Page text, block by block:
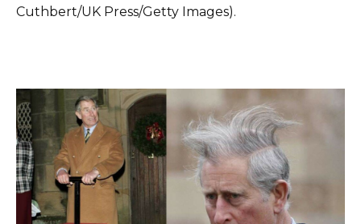
Cuthbert/UK Press/Getty Images).